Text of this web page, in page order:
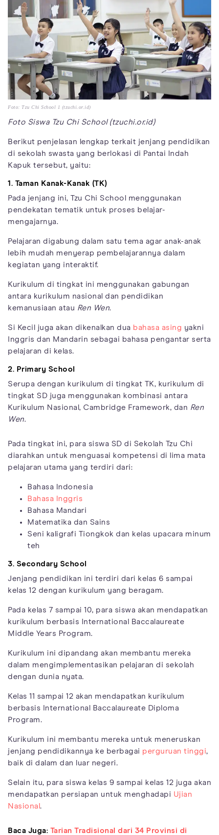
Foto: Tzu Chi School 1 (tzuchi.or.id)
Foto Siswa Tzu Chi School (tzuchi.or.id)
Berikut penjelasan lengkap terkait jenjang pendidikan
di sekolah swasta yang berlokasi di Pantai Indah
Kapuk tersebut, yaitu:
1. Taman Kanak-Kanak (TK)
Pada jenjang ini, Tzu Chi School menggunakan
pendekatan tematik untuk proses belajar-
mengajarnya.
Pelajaran digabung dalam satu tema agar anak-anak
lebih mudah menyerap pembelajarannya dalam
kegiatan yang interaktif.
Kurikulum di tingkat ini menggunakan gabungan
antara kurikulum nasional dan pendidikan
kemanusiaan atau Ren Wen.
Si Kecil juga akan dikenalkan dua bahasa asing yakni
Inggris dan Mandarin sebagai bahasa pengantar serta
pelajaran di kelas.
2. Primary School
Serupa dengan kurikulum di tingkat TK, kurikulum di
tingkat SD juga menggunakan kombinasi antara
Kurikulum Nasional, Cambridge Framework, dan Ren
Wen.
Pada tingkat ini, para siswa SD di Sekolah Tzu Chi
diarahkan untuk menguasai kompetensi di lima mata
pelajaran utama yang terdiri dari:
Bahasa Indonesia
Bahasa Inggris
Bahasa Mandari
Matematika dan Sains
Seni kaligrafi Tiongkok dan kelas upacara minum
teh
3. Secondary School
Jenjang pendidikan ini terdiri dari kelas 6 sampai
kelas 12 dengan kurikulum yang beragam.
Pada kelas 7 sampai 10, para siswa akan mendapatkan
kurikulum berbasis International Baccalaureate
Middle Years Program.
Kurikulum ini dipandang akan membantu mereka
dalam mengimplementasikan pelajaran di sekolah
dengan dunia nyata.
Kelas 11 sampai 12 akan mendapatkan kurikulum
berbasis International Baccalaureate Diploma
Program.
Kurikulum ini membantu mereka untuk meneruskan
jenjang pendidikannya ke berbagai perguruan tinggi,
baik di dalam dan luar negeri.
Selain itu, para siswa kelas 9 sampai kelas 12 juga akan
mendapatkan persiapan untuk menghadapi Ujian
Nasional.
Baca Juga: Tarian Tradisional dari 34 Provinsi di